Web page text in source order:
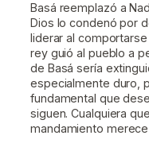
Basá reemplazó a
Dios lo condenó por
liderar al comportarse
rey guió al pueblo a
de Basá sería
especialmente duro,
fundamental que
siguen. Cualquiera
mandamiento